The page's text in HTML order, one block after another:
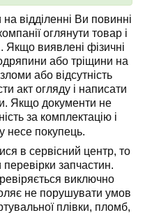
відділенні Ви повинні
оглянути товар і
Якщо виявлені фізичні
або тріщини на
або відсутність
акт огляду і написати
Якщо документи не
за комплектацію і
несе покупець.
в сервісний центр, то
запчастин.
виключно
не порушувати умов
плівки, пломб,